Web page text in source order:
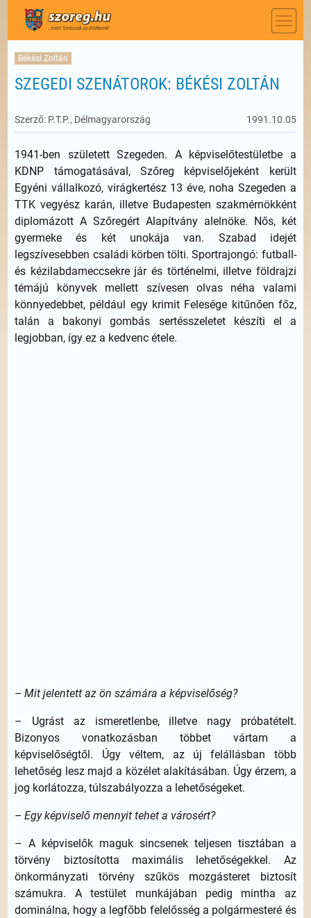
Békési Zoltán
SZEGEDI SZENÁTOROK: BÉKÉSI ZOLTÁN
Szerző: P.T.P., Délmagyarország 1991.10.05
1941-ben született Szegeden. A képviselőtestületbe a
KDNP támogatásával, Szőreg képviselőjeként került
Egyéni vállalkozó, virágkertész 13 éve, noha Szegeden a
TTK vegyész karán, illetve Budapesten szakmérnökként
diplomázott A Szőregért Alapítvány alelnöke. Nős, két
gyermeke és két unokája van. Szabad idejét
legszívesebben családi körben tölti. Sportrajongó: futball-
és kézilabdameccsekre jár és történelmi, illetve földrajzi
témájú könyvek mellett szívesen olvas néha valami
könnyedebbet, például egy krimit Felesége kitűnően főz,
talán a bakonyi gombás sertésszeletet készíti el a
legjobban, így ez a kedvenc étele.
– Mit jelentett az ön számára a képviselőség?
– Ugrást az ismeretlenbe, illetve nagy próbatételt.
Bizonyos vonatkozásban többet vártam a
képviselőségtől. Úgy véltem, az új felállásban több
lehetőség lesz majd a közélet alakításában. Úgy érzem, a
jog korlátozza, túlszabályozza a lehetőségeket.
– Egy képviselő mennyit tehet a városért?
– A képviselők maguk sincsenek teljesen tisztában a
törvény biztosította maximális lehetőségekkel. Az
önkormányzati törvény szűkös mozgásteret biztosít
számukra. A testület munkájában pedig mintha az
dominálna, hogy a legfőbb felelősség a polgármesteré és